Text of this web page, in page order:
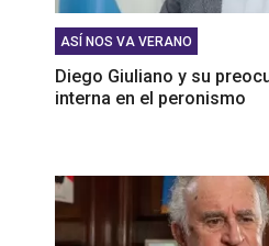
ASÍ NOS VA VERANO
Diego Giuliano y su
interna en el peronismo